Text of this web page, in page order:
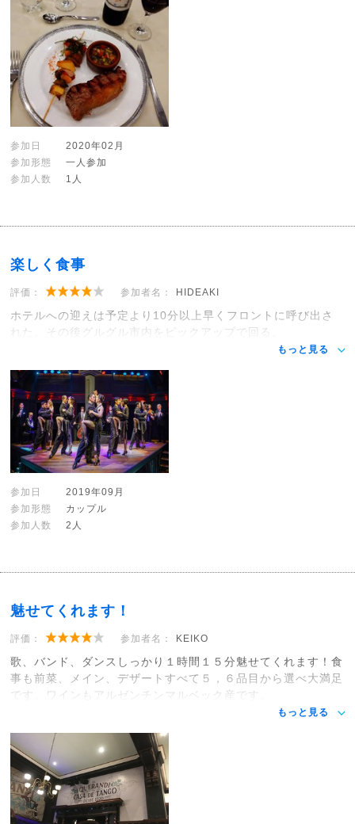
参加日
2020年02月
参加形態
一人参加
参加人数
1人
楽しく食事
評価： 参加者名： HIDEAKI
ホテルへの迎えは予定より10分以上早くフロントに呼び出さ
れた。その後グルグル市内をピックアップで回る。
もっと見る
参加日
2019年09月
参加形態
カップル
参加人数
2人
魅せてくれます！
評価： 参加者名： KEIKO
歌、バンド、ダンスしっかり１時間１５分魅せてくれます！食
事も前菜、メイン、デザートすべて５，６品目から選べ大満足
です。ワインもアルゼンチンマルベック産です。
もっと見る